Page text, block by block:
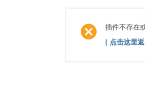
插件不存在
[ 点击这里